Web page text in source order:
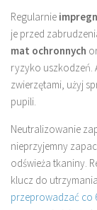
Regularnie
je przed
mat ochronnych
ryzyko uszkodzeń.
zwierzętami, użyj
pupili.
Neutralizowanie
nieprzyjemny
odświeża tkaniny.
klucz do
przeprowadzać co